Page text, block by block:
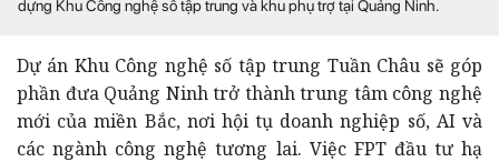
dựng Khu Công nghệ số tập trung và khu phụ trợ tại Quảng Ninh.
Dự án Khu Công nghệ số tập trung Tuần Châu sẽ góp
phần đưa Quảng Ninh trở thành trung tâm công nghệ
mới của miền Bắc, nơi hội tụ doanh nghiệp số, AI và
các ngành công nghệ tương lai. Việc FPT đầu tư hạ